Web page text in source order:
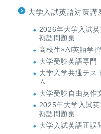
大学入試英語対策講
2026年大学入試
熟語問題集
高校生×AI英語学習
大学受験英語専門
大学入学共通テス
ム
大学受験自由英作
2025年大学入試
熟語問題集
大学入試英語正誤